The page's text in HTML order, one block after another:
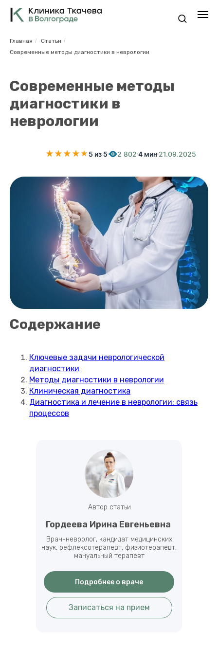
Главная / Статьи /
Современные методы диагностики в неврологии
Современные методы
диагностики в
неврологии
★ ★ ★ ★★
★ 5 из 5 2 802 4 мин21.09.2025
Содержание
Ключевые задачи неврологической
диагностики
Методы диагностики в неврологии
Клиническая диагностика
Диагностика и лечение в неврологии: связь
процессов
Подробнее о враче
Врач-невролог, кандидат медицинских
наук, рефлексотерапевт, физиотерапевт,
мануальный терапевт
Автор статьи
Записаться на прием
Гордеева Ирина Евгеньевна